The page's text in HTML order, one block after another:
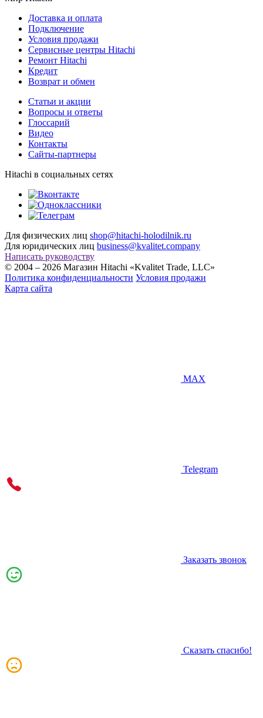
Доставка и оплата
Подключение
Условия продажи
Сервисные центры Hitachi
Ремонт Hitachi
Кредит
Возврат и обмен
Cтатьи и акции
Вопросы и ответы
Глоссарий
Видео
Контакты
Сайты-партнеры
Hitachi в социальных сетях
Для физических лиц shop@hitachi-holodilnik.ru
Для юридических лиц business@kvalitet.company
Написать руководству
© 2004 – 2026 Магазин Hitachi «Kvalitet Trade, LLC»
Политика конфиденциальности Условия продажи
Карта сайта
MAX
Telegram
Заказать звонок
Сказать спасибо!